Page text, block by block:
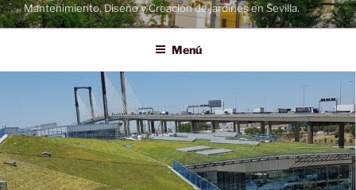
Mantenimiento, Diseño y Creación de jardines en Sevilla.
Menú